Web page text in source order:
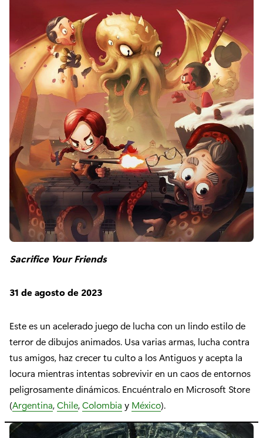
Sacrifice Your Friends
31 de agosto de 2023
Este es un acelerado juego de lucha con un lindo estilo de
terror de dibujos animados. Usa varias armas, lucha contra
tus amigos, haz crecer tu culto a los Antiguos y acepta la
locura mientras intentas sobrevivir en un caos de entornos
peligrosamente dinámicos. Encuéntralo en Microsoft Store
(Argentina,Chile,Colombia y México).